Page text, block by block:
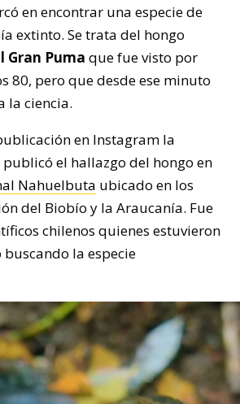
en encontrar una especie de
extinto. Se trata del hongo
Gran Puma que fue visto por
80, pero que desde ese minuto
la ciencia.
en Instagram la
publicó el hallazgo del hongo en
Nahuelbuta ubicado en los
del Biobío y la Araucanía. Fue
chilenos quienes estuvieron
la especie